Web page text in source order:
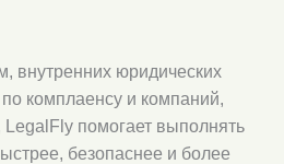
внутренних юридических
комплаенсу и компаний,
помогает выполнять
безопаснее и более